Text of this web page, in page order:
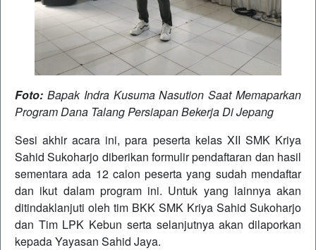
Foto: Bapak Indra Kusuma Nasution Saat Memaparkan
Program Dana Talang Persiapan Bekerja Di Jepang
Sesi akhir acara ini, para peserta kelas XII SMK Kriya
Sahid Sukoharjo diberikan formulir pendaftaran dan hasil
sementara ada 12 calon peserta yang sudah mendaftar
dan ikut dalam program ini. Untuk yang lainnya akan
ditindaklanjuti oleh tim BKK SMK Kriya Sahid Sukoharjo
dan Tim LPK Kebun serta selanjutnya akan dilaporkan
kepada Yayasan Sahid Jaya.